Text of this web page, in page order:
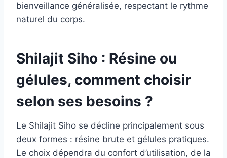
bienveillance généralisée, respectant le rythme
naturel du corps.
Shilajit Siho : Résine ou
gélules, comment choisir
selon ses besoins ?
Le Shilajit Siho se décline principalement sous
deux formes : résine brute et gélules pratiques.
Le choix dépendra du confort d’utilisation, de la